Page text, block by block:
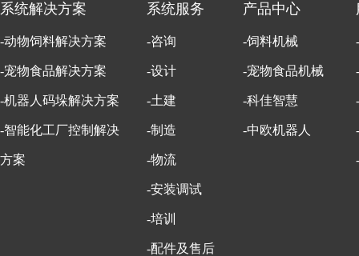
系统解决方案
-动物饲料解决方案
-宠物食品解决方案
-机器人码垛解决方案
-智能化工厂控制解决
方案
系统服务
-咨询
-设计
-土建
-制造
-物流
-安装调试
-培训
-配件及售后
产品中心
-饲料机械
-宠物食品机械
-科佳智慧
-中欧机器人